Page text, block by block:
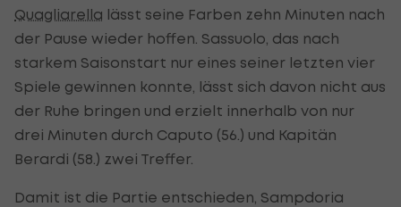
Quagliarella lässt seine Farben zehn Minuten nach
der Pause wieder hoffen. Sassuolo, das nach
starkem Saisonstart nur eines seiner letzten vier
Spiele gewinnen konnte, lässt sich davon nicht aus
der Ruhe bringen und erzielt innerhalb von nur
drei Minuten durch Caputo (56.) und Kapitän
Berardi (58.) zwei Treffer.
Damit ist die Partie entschieden, Sampdoria